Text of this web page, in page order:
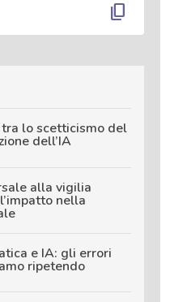
content_copy
lo scetticismo del
dell’IA
alla vigilia
nella
e IA: gli errori
ripetendo